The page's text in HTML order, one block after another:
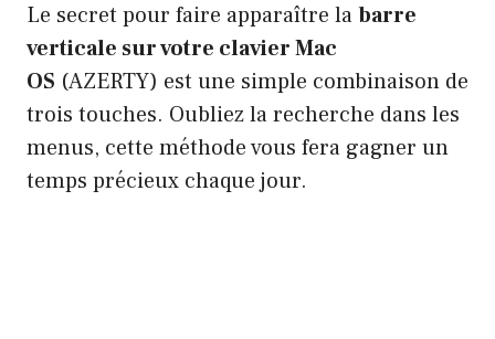
Le secret pour faire apparaître labarre
verticale sur votre clavier Mac
OS (AZERTY) est une simple combinaison de
trois touches. Oubliez la recherche dans les
menus, cette méthode vous fera gagner un
temps précieux chaque jour.